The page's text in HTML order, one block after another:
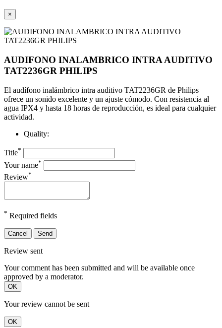
×
AUDIFONO INALAMBRICO INTRA AUDITIVO
TAT2236GR PHILIPS
El audífono inalámbrico intra auditivo TAT2236GR de Philips
ofrece un sonido excelente y un ajuste cómodo. Con resistencia al
agua IPX4 y hasta 18 horas de reproducción, es ideal para cualquier
actividad.
Quality:
Title*
Your name*
Review*
* Required fields
Cancel Send
Review sent
Your comment has been submitted and will be available once
approved by a moderator.
OK
Your review cannot be sent
OK